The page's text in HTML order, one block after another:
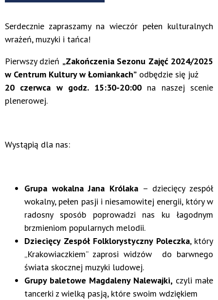
Serdecznie zapraszamy na wieczór pełen kulturalnych
wrażeń, muzyki i tańca!
Pierwszy dzień „Zakończenia Sezonu Zajęć 2024/2025
w Centrum Kultury w Łomiankach” odbędzie się już
20 czerwca w godz. 15:30-20:00na naszej scenie
plenerowej.
Wystąpią dla nas:
Grupa wokalna Jana Królaka – dziecięcy zespół
wokalny, pełen pasji i niesamowitej energii, który w
radosny sposób poprowadzi nas ku łagodnym
brzmieniom popularnych melodii.
Dziecięcy Zespół Folklorystyczny Poleczka, który
„Krakowiaczkiem” zaprosi widzów do barwnego
świata skocznej muzyki ludowej.
Grupy baletowe Magdaleny Nalewajki, czyli małe
tancerki z wielką pasją, które swoim wdziękiem